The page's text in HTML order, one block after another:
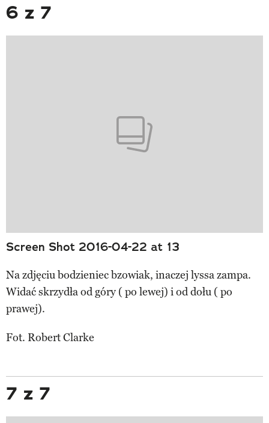
6 z 7
Screen Shot 2016-04-22 at 13
Na zdjęciu bodzieniec bzowiak, inaczej lyssa zampa.
Widać skrzydła od góry ( po lewej) i od dołu ( po
prawej).
Fot. Robert Clarke
7 z 7